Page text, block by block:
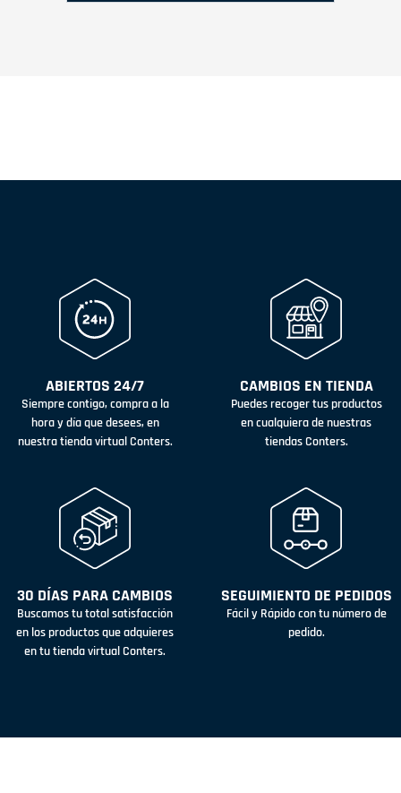
ABIERTOS 24/7
Siempre contigo, compra a la
hora y día que desees, en
nuestra tienda virtual Conters.
CAMBIOS EN TIENDA
Puedes recoger tus productos
en cualquiera de nuestras
tiendas Conters.
30 DÍAS PARA CAMBIOS
Buscamos tu total satisfacción
en los productos que adquieres
en tu tienda virtual Conters.
SEGUIMIENTO DE PEDIDOS
Fácil y Rápido con tu número de
pedido.